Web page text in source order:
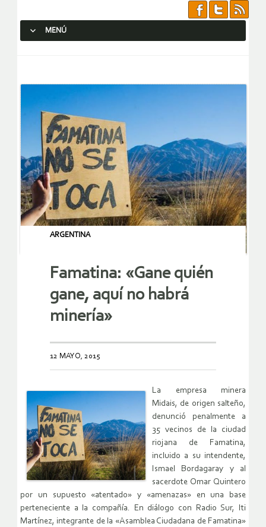
MENÚ
ARGENTINA
Famatina: «Gane quién
gane, aquí no habrá
minería»
12 MAYO, 2015
La empresa minera
Midais, de origen salteño,
denunció penalmente a
35 vecinos de la ciudad
riojana de Famatina,
incluido a su intendente,
Ismael Bordagaray y al
sacerdote Omar Quintero
por un supuesto «atentado» y «amenazas» en una base
perteneciente a la compañía. En diálogo con Radio Sur, Iti
Martínez, integrante de la «Asamblea Ciudadana de Famatina»